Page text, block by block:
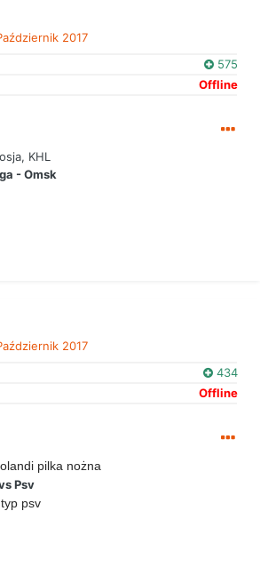
2017
575
Offline
KHL
- Omsk
2017
434
Offline
pilka nożna
Psv
psv